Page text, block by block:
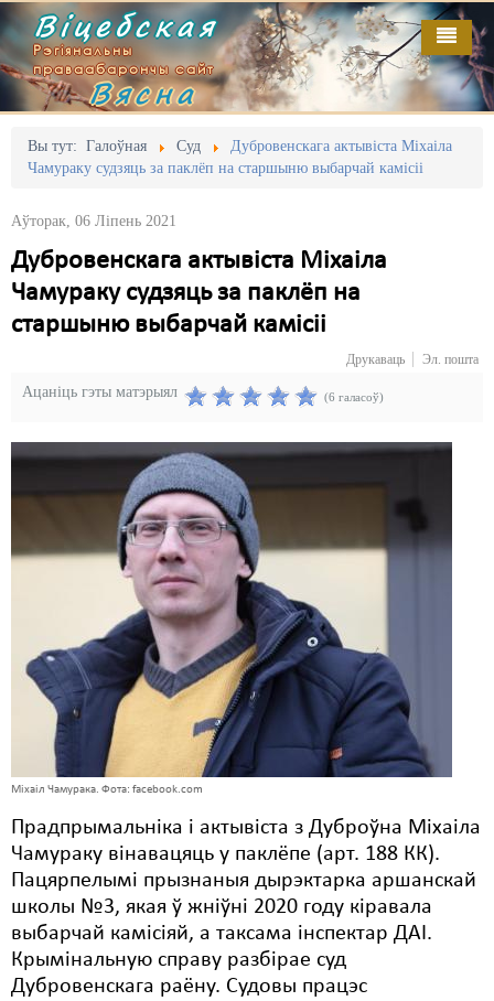
Віцебская
Рэгіянальны
праваабарончы сайт
Вясна
Вы тут: Галоўная Суд
Дубровенскага актывіста Міхаіла
Чамураку судзяць за паклёп на старшыню выбарчай камісіі
Аўторак, 06 Ліпень 2021
Дубровенскага актывіста Міхаіла
Чамураку судзяць за паклёп на
старшыню выбарчай камісіі
Друкаваць Эл. пошта
Ацаніць гэты матэрыял (6 галасоў)
Міхаіл Чамурака. Фота: facebook.com
Прадпрымальніка і актывіста з Дуброўна Міхаіла
Чамураку вінавацяць у паклёпе (арт. 188 КК).
Пацярпелымі прызнаныя дырэктарка аршанскай
школы №3, якая ў жніўні 2020 году кіравала
выбарчай камісіяй, а таксама інспектар ДАІ.
Крымінальную справу разбірае суд
Дубровенскага раёну. Судовы працэс
Галоўная
Адміністрацыйны перасьлед
Безбар'ернае асяродзьдзе
Выбары
Грамадзянскія ініцыятывы
Затрыманьні
Карная псыхіятрыя
Культурныя правы
Мігранты
Мірныя сходы
Палітвязьні
Правы дзіцяці
Пэнітэнцыярная сыстэма
Распальваньне варожасьці
Рознае
Выданьні
Кантакт
Пра нас
RSS